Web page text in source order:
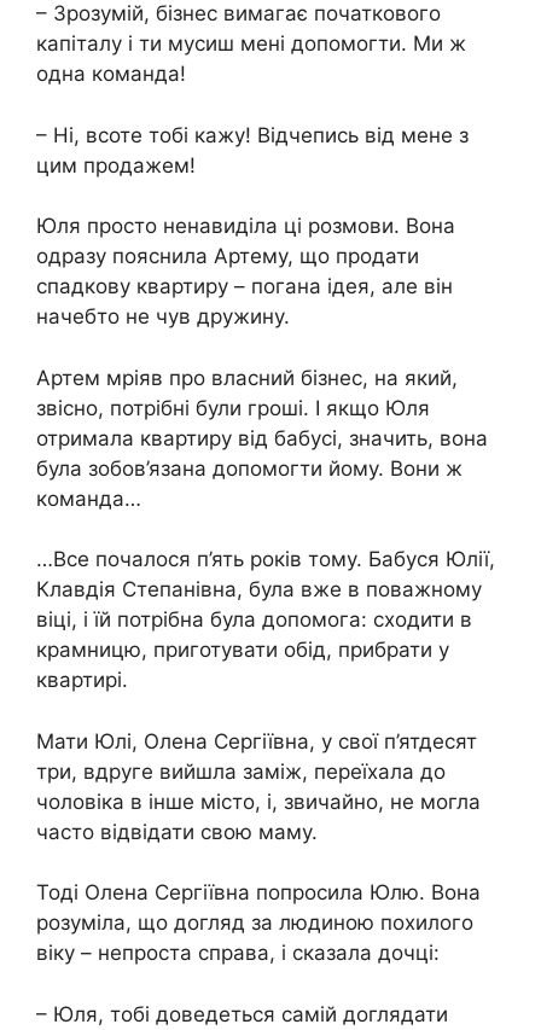
– Зрозумій, бізнес вимагає початкового
капіталу і ти мусиш мені допомогти. Ми ж
одна команда!
– Ні, всоте тобі кажу! Відчепись від мене з
цим продажем!
Юля просто ненавиділа ці розмови. Вона
одразу пояснила Артему, що продати
спадкову квартиру – погана ідея, але він
начебто не чув дружину.
Артем мріяв про власний бізнес, на який,
звісно, ​​потрібні були гроші. І якщо Юля
отримала квартиру від бабусі, значить, вона
була зобов’язана допомогти йому. Вони ж
команда…
…Все почалося п’ять років тому. Бабуся Юлії,
Клавдія Степанівна, була вже в поважному
віці, і їй потрібна була допомога: сходити в
крамницю, приготувати обід, прибрати у
квартирі.
Мати Юлі, Олена Сергіївна, у свої п’ятдесят
три, вдруге вийшла заміж, переїхала до
чоловіка в інше місто, і, звичайно, не могла
часто відвідати свою маму.
Тоді Олена Сергіївна попросила Юлю. Вона
розуміла, що догляд за людиною похилого
віку – непроста справа, і сказала дочці:
– Юля, тобі доведеться самій доглядати